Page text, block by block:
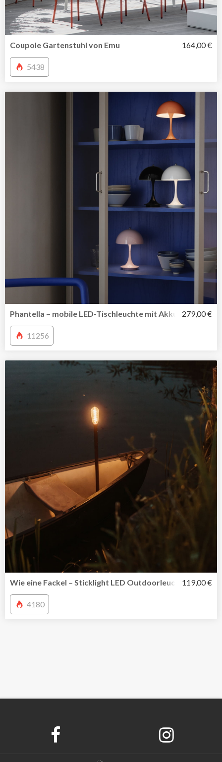
Coupole Gartenstuhl von Emu 164,00 €
5438
Phantella – mobile LED-Tischleuchte mit Akku von Verner
279,00 €
11256
Wie eine Fackel – Sticklight LED Outdoorleuchte von
119,00 €
4180